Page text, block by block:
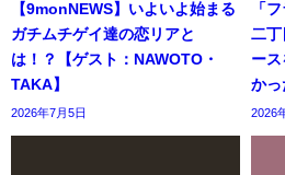
【9monNEWS】いよいよ始まる
ガチムチゲイ達の恋リアと
は！？【ゲスト：NAWOTO・
TAKA】
2026年7月5日
「
二丁
ー
か
2026